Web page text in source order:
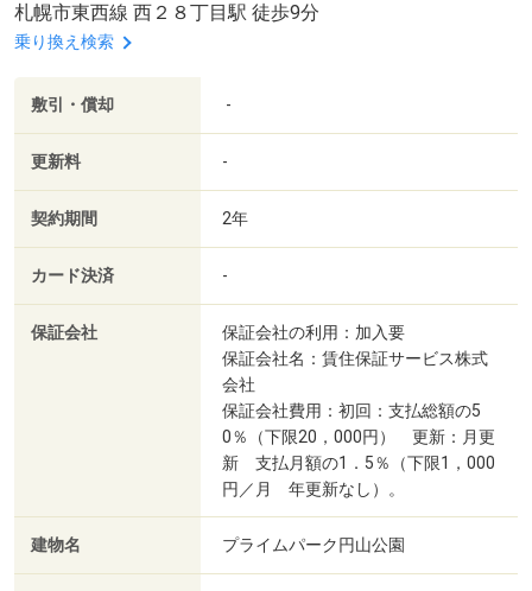
札幌市東西線 西２８丁目駅 徒歩9分
乗り換え検索
敷引・償却 -
更新料 -
契約期間 2年
カード決済 -
保証会社
保証会社の利用：加入要
保証会社名：賃住保証サービス株式
会社
保証会社費用：初回：支払総額の5
0％（下限20，000円） 更新：月更
新 支払月額の1．5％（下限1，000
円／月 年更新なし）。
建物名 プライムパーク円山公園